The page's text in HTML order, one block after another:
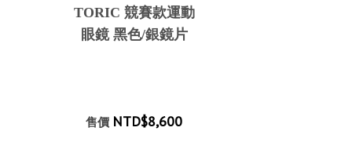
TORIC 競賽款運動
眼鏡 黑色/銀鏡片
售價 NTD$8,600